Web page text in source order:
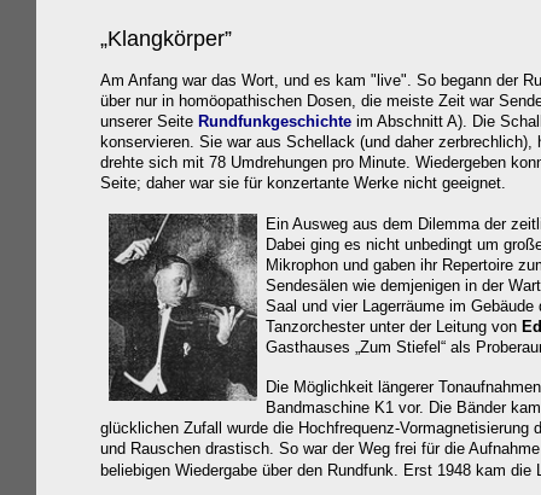
„Klangkörper”
Am Anfang war das Wort, und es kam "live". So begann der
über nur in homöopathischen Dosen, die meiste Zeit war
unserer Seite Rundfunkgeschichte im Abschnitt A). Die
konservieren. Sie war aus Schellack (und daher
drehte sich mit 78 Umdrehungen pro Minute. Wiedergeben
Seite; daher war sie für konzertante Werke nicht geeignet.
Ein Ausweg aus dem Dilemma der
Dabei ging es nicht unbedingt um
Mikrophon und gaben ihr Repertoire
Sendesälen wie demjenigen in der
Saal und vier Lagerräume im
Tanzorchester unter der Leitung von
Gasthauses „Zum Stiefel“ als
Die Möglichkeit längerer
Bandmaschine K1 vor. Die Bänder
glücklichen Zufall wurde die Hochfrequenz-
und Rauschen drastisch. So war der Weg frei für die
beliebigen Wiedergabe über den Rundfunk. Erst 1948 kam